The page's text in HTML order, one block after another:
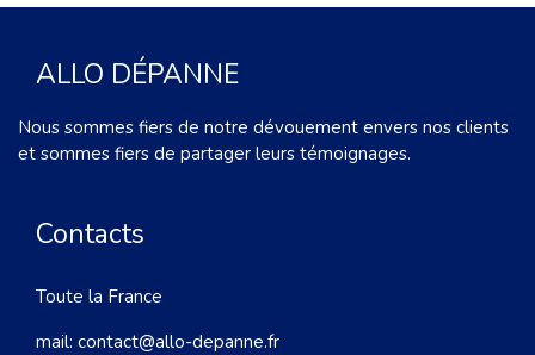
ALLO DÉPANNE
Nous sommes fiers de notre dévouement envers nos clients
et sommes fiers de partager leurs témoignages.
Contacts
Toute la France
mail: contact@allo-depanne.fr